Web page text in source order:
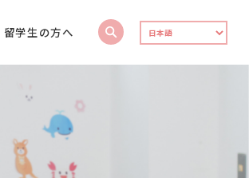
留学生の方へ